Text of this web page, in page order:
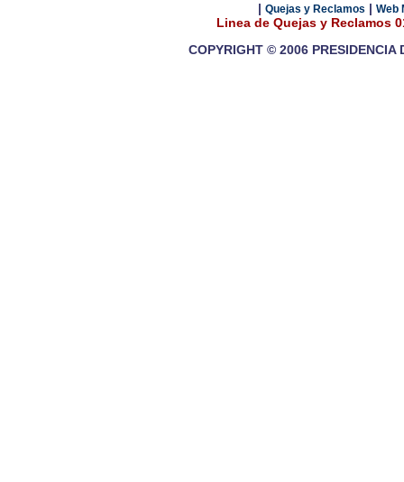
| Quejas y Reclamos | Web
Linea de Quejas y Reclamos
COPYRIGHT © 2006 PRESIDENCIA